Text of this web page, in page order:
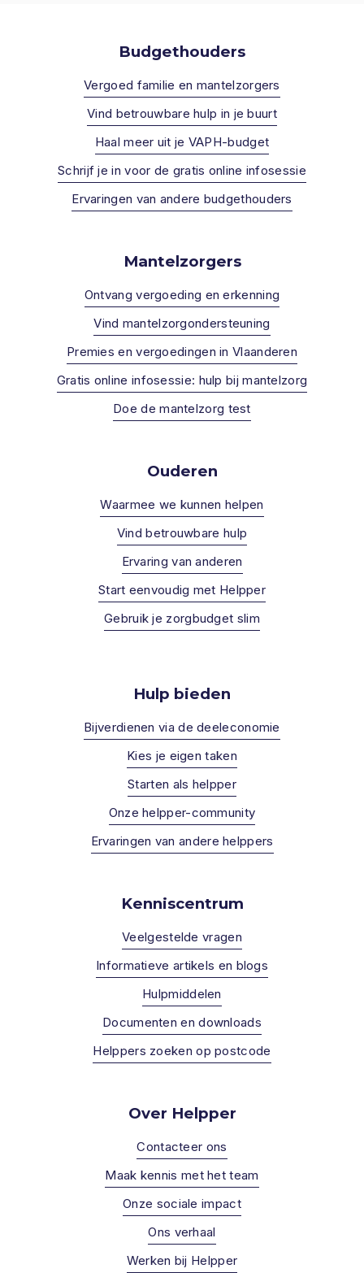
Budgethouders
Vergoed familie en mantelzorgers
Vind betrouwbare hulp in je buurt
Haal meer uit je VAPH-budget
Schrijf je in voor de gratis online infosessie
Ervaringen van andere budgethouders
Mantelzorgers
Ontvang vergoeding en erkenning
Vind mantelzorgondersteuning
Premies en vergoedingen in Vlaanderen
Gratis online infosessie: hulp bij mantelzorg
Doe de mantelzorg test
Ouderen
Waarmee we kunnen helpen
Vind betrouwbare hulp
Ervaring van anderen
Start eenvoudig met Helpper
Gebruik je zorgbudget slim
Hulp bieden
Bijverdienen via de deeleconomie
Kies je eigen taken
Starten als helpper
Onze helpper-community
Ervaringen van andere helppers
Kenniscentrum
Veelgestelde vragen
Informatieve artikels en blogs
Hulpmiddelen
Documenten en downloads
Helppers zoeken op postcode
Over Helpper
Contacteer ons
Maak kennis met het team
Onze sociale impact
Ons verhaal
Werken bij Helpper